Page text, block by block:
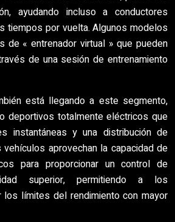
ayudando incluso a conductores
tiempos por vuelta. Algunos modelos
de « entrenador virtual » que pueden
de una sesión de entrenamiento
está llegando a este segmento,
deportivos totalmente eléctricos que
instantáneas y una distribución de
aprovechan la capacidad de
para proporcionar un control de
superior, permitiendo a los
los límites del rendimiento con mayor